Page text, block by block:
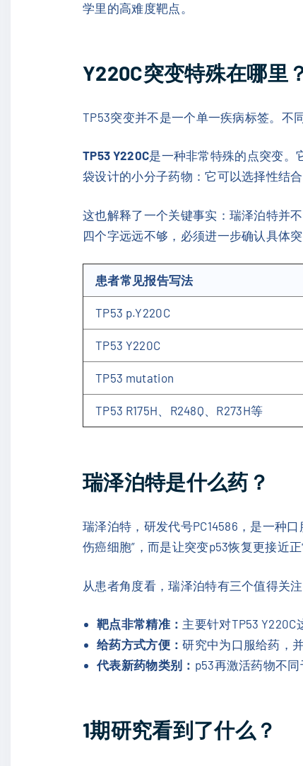
学里的高难度靶点。
Y220C突变特殊在哪里
TP53突变并不是一个单一疾病标签。不
TP53 Y220C是一种非常特殊的点突变。
袋设计的小分子药物：它可以选择性结
这也解释了一个关键事实：瑞泽泊特并
四个字远远不够，必须进一步确认具体突
患者常见报告写法
TP53 p.Y220C
TP53 Y220C
TP53 mutation
TP53 R175H、R248Q、R273H等
瑞泽泊特是什么药？
瑞泽泊特，研发代号PC14586，是一种
伤癌细胞”，而是让突变p53恢复更接近
从患者角度看，瑞泽泊特有三个值得关注
靶点非常精准： 主要针对TP53 Y220C
给药方式方便：研究中为口服给药，
代表新药物类别： p53再激活药物不
1期研究看到了什么？